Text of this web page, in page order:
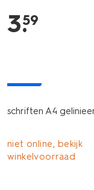
3.
59
schriften A4
niet online, bekijk
winkelvoorraad